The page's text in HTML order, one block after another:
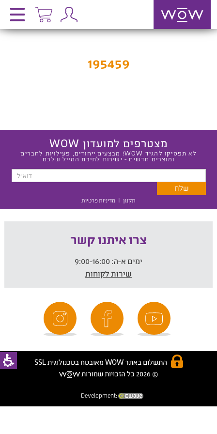
195459
מצטרפים למועדון WOW
לא תפסיקו להגיד WOW! מבצעים ייחודים, פעילויות לחברים
ומוצרים חדשים - ישירות לתיבת המייל שלכם
תקנון | מדיניות פרטיות
צרו איתנו קשר
ימים א-ה:
שירות לקוחות
התשלום באתר WOW מאובטח בטכנולוגית SSL
© 2026 כל הזכויות שמורות
Development: